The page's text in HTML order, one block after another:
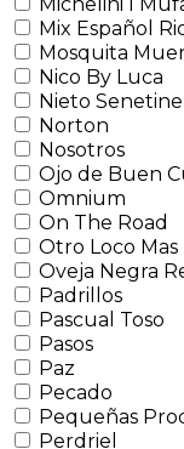
Mix Español
Mosquita
Nico By Luca
Nieto
Norton
Nosotros
Ojo de Buen
Omnium
On The Road
Otro Loco Mas
Oveja Negra
Padrillos
Pascual Toso
Pasos
Paz
Pecado
Pequeñas
Perdriel